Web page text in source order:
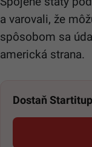
a varovali, že
spôsobom sa
americká strana.
Dostaň